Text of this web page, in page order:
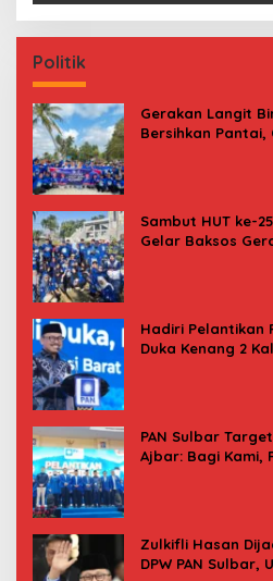
Politik
Gerakan Langit
Bersihkan Pantai,
Sambut HUT ke-
Gelar Baksos
Hadiri Pelantikan
Duka Kenang 2
PAN Sulbar
Ajbar: Bagi Kami,
Zulkifli Hasan
DPW PAN Sulbar,